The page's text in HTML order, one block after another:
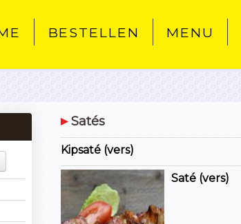
BESTELLEN MENU
Satés
Kipsaté (vers)
Saté (vers)